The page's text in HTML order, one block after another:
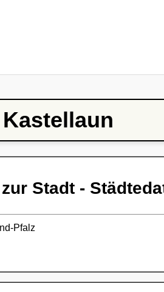
Stadt -
Pfalz